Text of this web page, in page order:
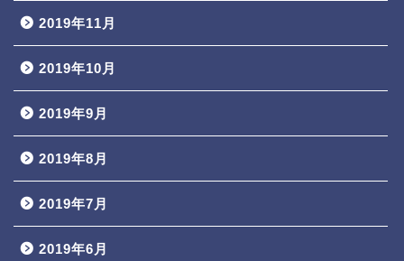
2019年11月
2019年10月
2019年9月
2019年8月
2019年7月
2019年6月